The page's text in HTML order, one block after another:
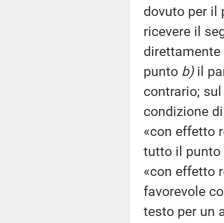
dovuto per il
ricevere il
punto b)il
contrario;
condizione
«con effetto
tutto il punto
«con effetto
favorevole
testo per un